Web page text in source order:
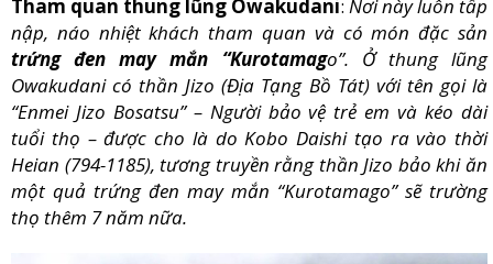
Tham quan thung lũng Owakudani: Nơi này luôn tấp
nập, náo nhiệt khách tham quan và có món đặc sản
trứng đen may mắn “Kurotamago”. Ở thung lũng
Owakudani có thần Jizo (Địa Tạng Bồ Tát) với tên gọi là
“Enmei Jizo Bosatsu” – Người bảo vệ trẻ em và kéo dài
tuổi thọ – được cho là do Kobo Daishi tạo ra vào thời
Heian (794-1185), tương truyền rằng thần Jizo bảo khi ăn
một quả trứng đen may mắn “Kurotamago” sẽ trường
thọ thêm 7 năm nữa.